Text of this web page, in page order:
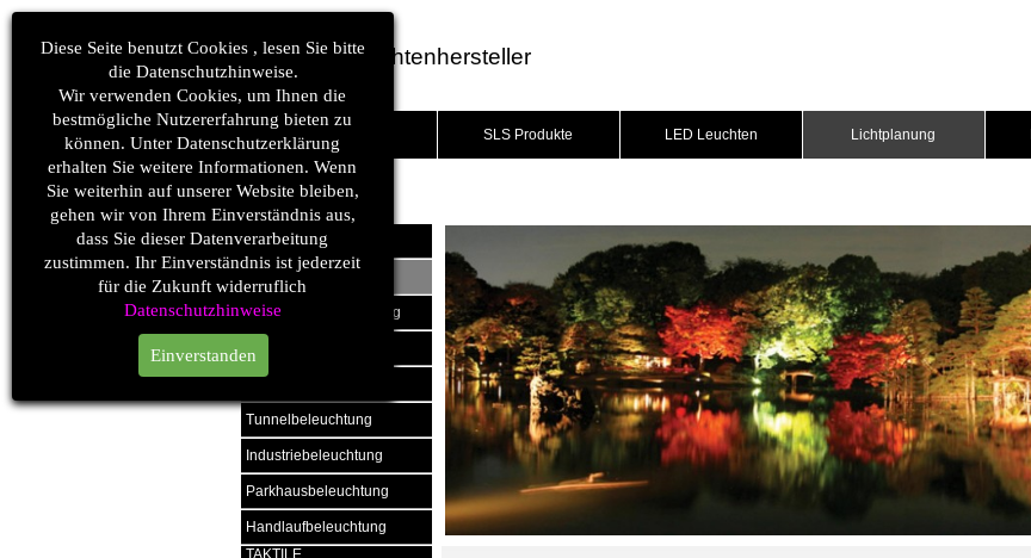
SLS Produkte LED Leuchten Lichtplanung
LED Leuchtenhersteller
Gartenbeleuchtung
Lichtplanung > ANWENDUNGEN > Aussenbeleuchtung
Poolbeleuchtung
Gartenbeleuchtung
Tankstellenbeleuchtung
Tunnelbeleuchtung
Industriebeleuchtung
Parkhausbeleuchtung
Handlaufbeleuchtung
TAKTILE
Diese Seite benutzt Cookies , lesen Sie bitte
die Datenschutzhinweise.
Wir verwenden Cookies, um Ihnen die
bestmögliche Nutzererfahrung bieten zu
können. Unter Datenschutzerklärung
erhalten Sie weitere Informationen. Wenn
Sie weiterhin auf unserer Website bleiben,
gehen wir von Ihrem Einverständnis aus,
dass Sie dieser Datenverarbeitung
zustimmen. Ihr Einverständnis ist jederzeit
für die Zukunft widerruflich
Datenschutzhinweise
Einverstanden